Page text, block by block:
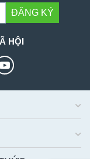
ĐĂNG KÝ
HỘI